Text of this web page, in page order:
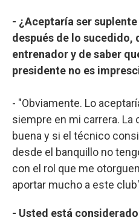
- ¿Aceptaría ser
después de lo sucedido,
entrenador y de saber
presidente no es
- "Obviamente. Lo
siempre en mi carrera.
buena y si el técnico
desde el banquillo no
con el rol que me
aportar mucho a este
- Usted está